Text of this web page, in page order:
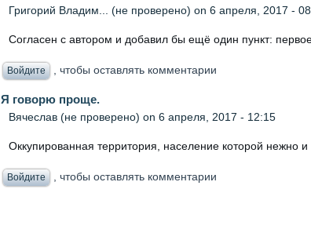
Григорий Владим... (не проверено) on 6 апреля, 2017 -
Согласен с автором и добавил бы ещё один пункт:
Войдите , чтобы оставлять комментарии
Я говорю проще.
Вячеслав (не проверено) on 6 апреля, 2017 - 12:15
Оккупированная территория, население которой нежно и
Войдите , чтобы оставлять комментарии